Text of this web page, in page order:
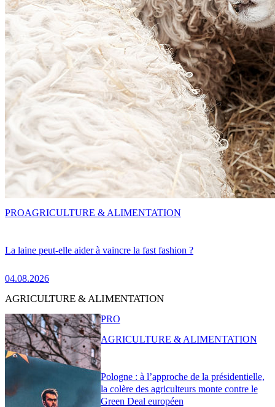
La laine peut-elle aider à vaincre la fast fashion ?
04.08.2026
PROAGRICULTURE & ALIMENTATION
AGRICULTURE & ALIMENTATION
Pologne : à l’approche de la présidentielle,
la colère des agriculteurs monte contre le
Green Deal européen
PRO
AGRICULTURE & ALIMENTATION